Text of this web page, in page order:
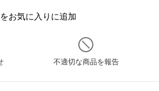
お気に入りに追加
不適切な商品を報告